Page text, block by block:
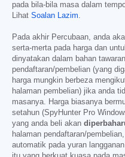
pada bila-bila masa dalam
Lihat Soalan Lazim.
Pada akhir Percubaan, anda
serta-merta pada harga dan
dinyatakan dalam bahan
pendaftaran/pembelian (yang
harga mungkin berbeza
halaman pembelian) jika anda
masanya. Harga biasanya
setahun (SpyHunter Pro
yang anda beli akan
halaman pendaftaran/
automatik pada yuran